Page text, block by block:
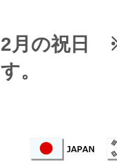
2月の祝日
す。